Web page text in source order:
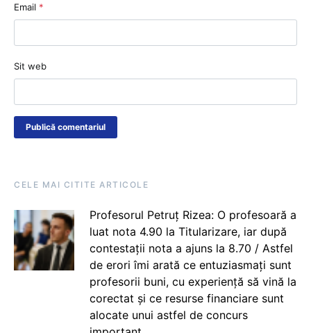
Email *
Sit web
CELE MAI CITITE ARTICOLE
Profesorul Petruț Rizea: O profesoară a
luat nota 4.90 la Titularizare, iar după
contestații nota a ajuns la 8.70 / Astfel
de erori îmi arată ce entuziasmați sunt
profesorii buni, cu experiență să vină la
corectat și ce resurse financiare sunt
alocate unui astfel de concurs